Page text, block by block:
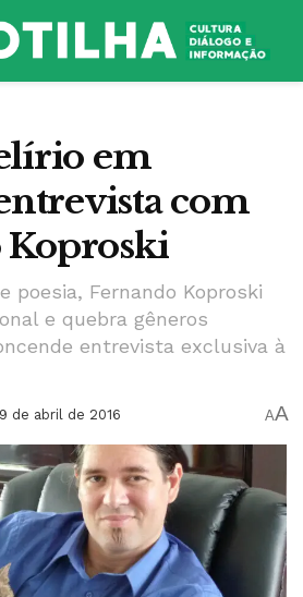
em
com
Koproski
poesia, Fernando Koproski
e quebra gêneros
entrevista exclusiva à
de abril de 2016 AA